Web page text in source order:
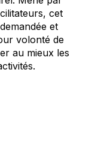
cet
et
volonté de
au mieux les